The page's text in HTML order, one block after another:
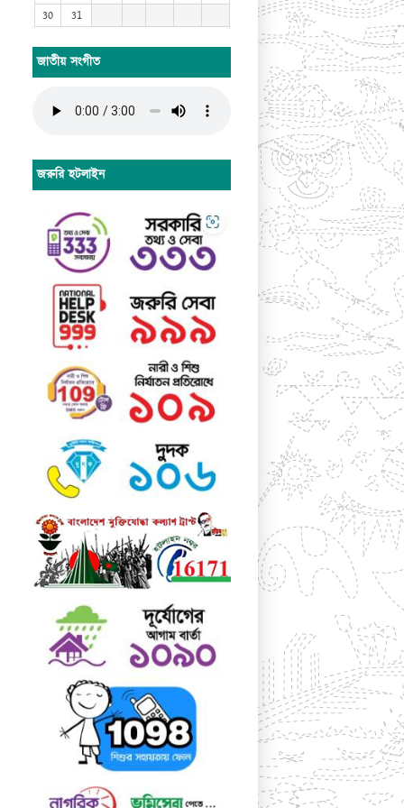
30
31
জাতীয় সংগীত
জরুরি হটলাইন